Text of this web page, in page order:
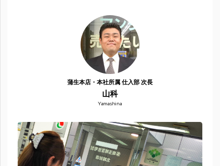
蒲生本店・本社所属 仕入部 次長
山科
Yamashina